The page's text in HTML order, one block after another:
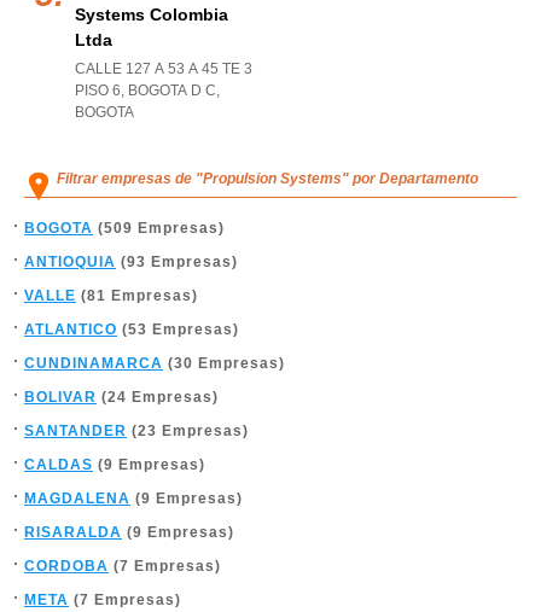
Systems Colombia
Ltda
CALLE 127 A 53 A 45 TE 3
PISO 6, BOGOTA D C,
BOGOTA
Filtrar empresas de "Propulsion Systems" por Departamento
BOGOTA (509 Empresas)
ANTIOQUIA (93 Empresas)
VALLE (81 Empresas)
ATLANTICO (53 Empresas)
CUNDINAMARCA (30 Empresas)
BOLIVAR (24 Empresas)
SANTANDER (23 Empresas)
CALDAS (9 Empresas)
MAGDALENA (9 Empresas)
RISARALDA (9 Empresas)
CORDOBA (7 Empresas)
META (7 Empresas)